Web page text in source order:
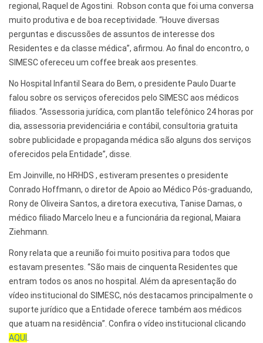
regional, Raquel de Agostini. Robson conta que foi uma conversa
muito produtiva e de boa receptividade. “Houve diversas
perguntas e discussões de assuntos de interesse dos
Residentes e da classe médica”, afirmou. Ao final do encontro, o
SIMESC ofereceu um coffee break aos presentes.
No Hospital Infantil Seara do Bem, o presidente Paulo Duarte
falou sobre os serviços oferecidos pelo SIMESC aos médicos
filiados. “Assessoria jurídica, com plantão telefônico 24 horas por
dia, assessoria previdenciária e contábil, consultoria gratuita
sobre publicidade e propaganda médica são alguns dos serviços
oferecidos pela Entidade”, disse.
Em Joinville, no HRHDS , estiveram presentes o presidente
Conrado Hoffmann, o diretor de Apoio ao Médico Pós-graduando,
Rony de Oliveira Santos, a diretora executiva, Tanise Damas, o
médico filiado Marcelo Ineu e a funcionária da regional, Maiara
Ziehmann.
Rony relata que a reunião foi muito positiva para todos que
estavam presentes. “São mais de cinquenta Residentes que
entram todos os anos no hospital. Além da apresentação do
vídeo institucional do SIMESC, nós destacamos principalmente o
suporte jurídico que a Entidade oferece também aos médicos
que atuam na residência”. Confira o vídeo institucional clicando
AQUI